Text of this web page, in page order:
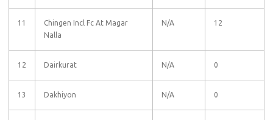
11
Chingen Incl Fc At Magar
Nalla
N/A 12
12 Dairkurat N/A 0
13 Dakhiyon N/A 0